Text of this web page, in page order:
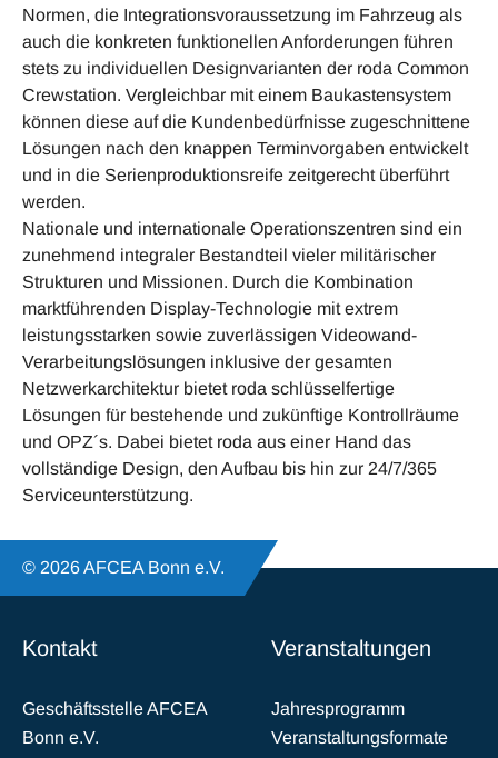
Normen, die Integrationsvoraussetzung im Fahrzeug als
auch die konkreten funktionellen Anforderungen führen
stets zu individuellen Designvarianten der roda Common
Crewstation. Vergleichbar mit einem Baukastensystem
können diese auf die Kundenbedürfnisse zugeschnittene
Lösungen nach den knappen Terminvorgaben entwickelt
und in die Serienproduktionsreife zeitgerecht überführt
werden.
Nationale und internationale Operationszentren sind ein
zunehmend integraler Bestandteil vieler militärischer
Strukturen und Missionen. Durch die Kombination
marktführenden Display-Technologie mit extrem
leistungsstarken sowie zuverlässigen Videowand-
Verarbeitungslösungen inklusive der gesamten
Netzwerkarchitektur bietet roda schlüsselfertige
Lösungen für bestehende und zukünftige Kontrollräume
und OPZ´s. Dabei bietet roda aus einer Hand das
vollständige Design, den Aufbau bis hin zur 24/7/365
Serviceunterstützung.
© 2026 AFCEA Bonn e.V.
Kontakt
Geschäftsstelle AFCEA
Bonn e.V.
Veranstaltungen
Jahresprogramm
Veranstaltungsformate